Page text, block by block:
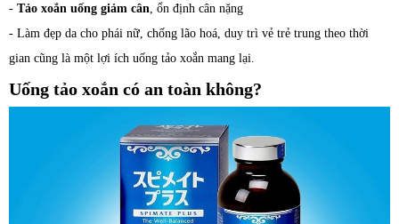
- Tảo xoắn uống giảm cân , ổn định cân nặng
- Làm đẹp da cho phái nữ, chống lão hoá, duy trì vẻ trẻ trung theo thời
gian cũng là một lợi ích uống tảo xoắn mang lại.
Uống tảo xoắn có an toàn không?